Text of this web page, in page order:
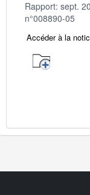
Rapport: sept.
n°008890-05
Accéder à la